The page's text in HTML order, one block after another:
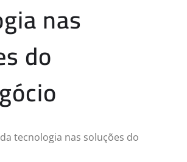
nas
do